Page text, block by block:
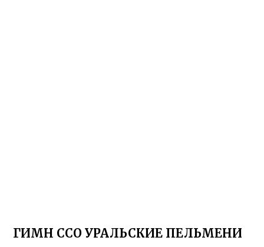
ГИМН ССО УРАЛЬСКИЕ ПЕЛЬМЕНИ